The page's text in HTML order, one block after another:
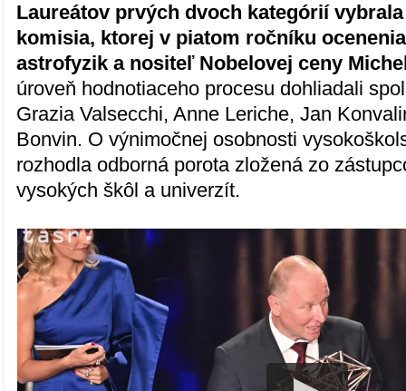
Laureátov prvých dvoch kategórií
komisia, ktorej v piatom ročníku
astrofyzik a nositeľ Nobelovej ceny
úroveň hodnotiaceho procesu dohliadali
Grazia Valsecchi, Anne Leriche, Jan
Bonvin. O výnimočnej osobnosti
rozhodla odborná porota zložená zo
vysokých škôl a univerzít.